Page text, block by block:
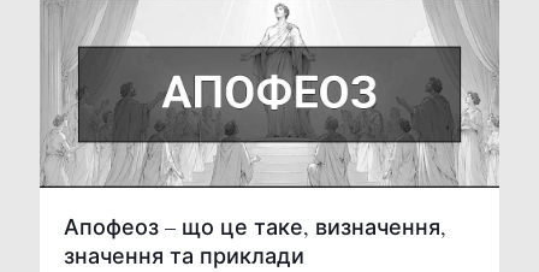
Апофеоз – що це таке, визначення,
значення та приклади